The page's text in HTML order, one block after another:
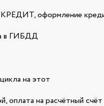
оформление
в ГИБДД
на этот
оплата на расчётный счёт